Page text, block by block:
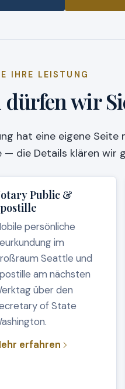
IHRE LEISTUNG
dürfen wir
hat eine eigene Seite
— die Details klären wir
Public &
persönliche
im
Seattle und
am nächsten
über den
of State
erfahren